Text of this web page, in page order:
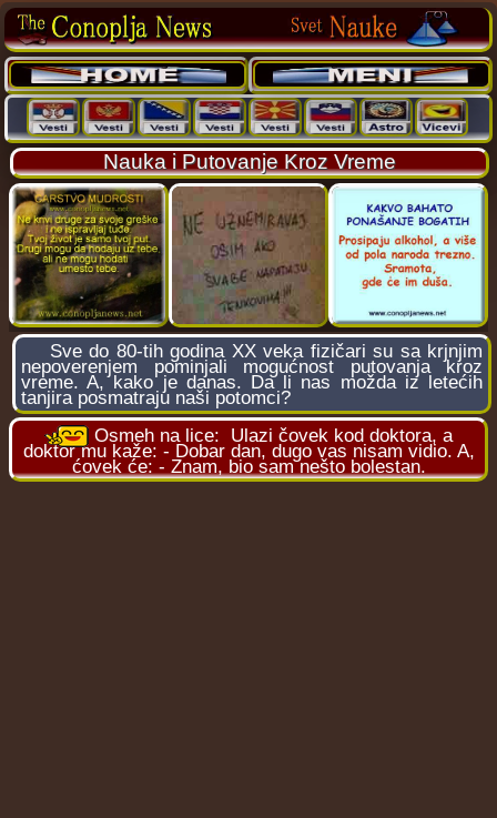
Nauka i Putovanje Kroz Vreme
Sve do 80-tih godina XX veka fizičari su sa krjnjim
nepoverenjem pominjali mogućnost putovanja kroz
vreme. A, kako je danas. Da li nas možda iz letećih
tanjira posmatraju naši potomci?
Osmeh na lice: Ulazi čovek kod doktora, a
doktor mu kaže: - Dobar dan, dugo vas nisam vidio. A,
ćovek će: - Znam, bio sam nešto bolestan.